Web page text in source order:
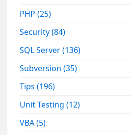
PHP(25)
Security(84)
SQL Server(136)
Subversion(35)
Tips(196)
Unit Testing(12)
VBA(5)